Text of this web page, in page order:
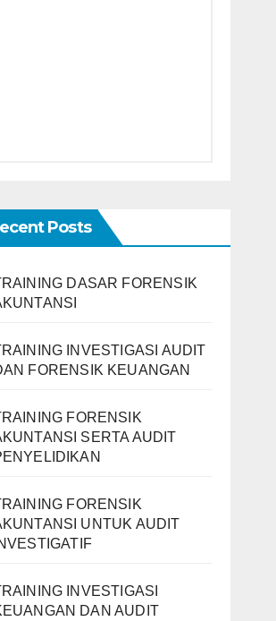
Posts
DASAR FORENSIK
INVESTIGASI AUDIT
FORENSIK KEUANGAN
FORENSIK
SERTA AUDIT
FORENSIK
UNTUK AUDIT
INVESTIGASI
DAN AUDIT